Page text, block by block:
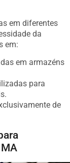
em diferentes
da
em:
em armazéns
para
de